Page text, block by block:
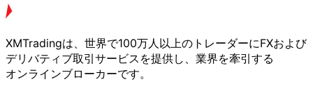
XMTradingは、 世界で100万人以上の トレーダーにFXおよび
デリバティブ取引サービスを提供し、 業界を牽引する
オンラインブローカーです。